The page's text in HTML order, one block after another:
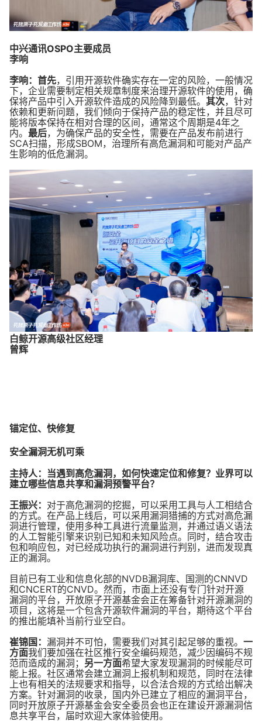
中兴通讯OSPO主要成员
李响
李响： 首先，引用开源软件确实存在一定的风险，一般情况
下，企业需要制定相关规章制度来治理开源软件的使用，确
保将产品中引入开源软件造成的风险降到最低。 其次，针对
依赖和更新问题，我们倾向于保持产品的稳定性，并且尽可
能将版本保持在相对合理的区间，通常这个周期是4年之
内。 最后，为确保产品的安全性，需要在产品发布前进行
SCA扫描，形成SBOM，治理所有高危漏洞和可能对产品产
生影响的低危漏洞。
白鲸开源高级社区经理
曾辉
锚定位、快修复
安全漏洞无机可乘
主持人：当遇到高危漏洞，如何快速定位和修复？业界可以
建立哪些信息共享和漏洞预警平台？
王振兴： 对于高危漏洞的挖掘，可以采用工具与人工相结合
的方式。在产品上线后，可以采用漏洞猎捕的方式对高危漏
洞进行管理，使用多种工具进行流量监测，并通过语义语法
的人工智能引擎来识别已知和未知风险点。同时，结合攻击
包和响应包，对已经成功执行的漏洞进行判别，进而发现真
正的漏洞。
目前已有工业和信息化部的NVDB漏洞库、国测的CNNVD
和CNCERT的CNVD。然而，市面上还没有专门针对开源
漏洞的平台，开放原子开源基金会正在筹备针对开源漏洞的
项目，这将是一个包含开源软件漏洞的平台，期待这个平台
的推出能填补当前行业空白。
崔锦国： 漏洞并不可怕，需要我们对其引起足够的重视。 一
方面我们要加强在社区推行安全编码规范，减少因编码不规
范而造成的漏洞； 另一方面希望大家发现漏洞的时候能尽可
能上报。社区通常会建立漏洞上报机制和规范，同时在法律
上也有相关的法规要求和指导，以合法合规的方式给出解决
方案。针对漏洞的收录，国内外已建立了相应的漏洞平台，
同时开放原子开源基金会安全委员会也正在建设开源漏洞信
息共享平台，届时欢迎大家体验使用。